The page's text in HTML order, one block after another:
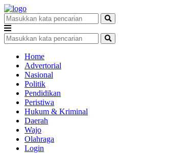
Home
Advertorial
Nasional
Politik
Pendidikan
Peristiwa
Hukum & Kriminal
Daerah
Wajo
Olahraga
Login